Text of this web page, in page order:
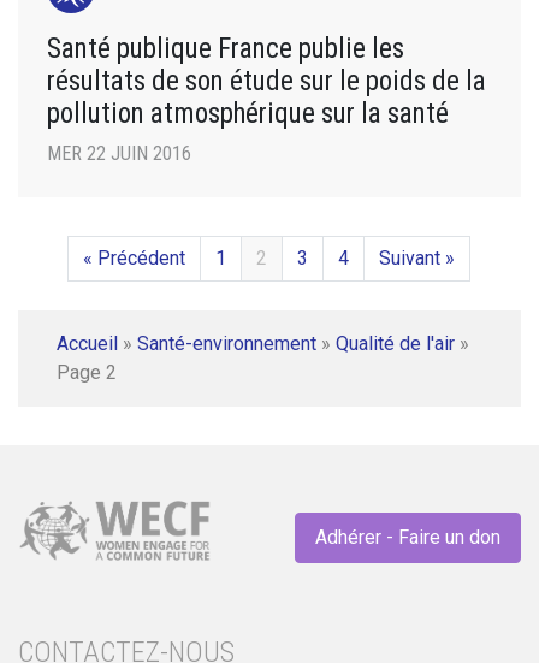
Santé publique France publie les
résultats de son étude sur le poids de la
pollution atmosphérique sur la santé
MER 22 JUIN 2016
« Précédent 1 2 3 4 Suivant »
Accueil » Santé-environnement » Qualité de l'air »
Page 2
Adhérer - Faire un don
CONTACTEZ-NOUS